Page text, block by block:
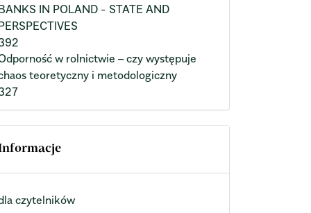
IN POLAND - STATE AND
w rolnictwie – czy występuje
teoretyczny i metodologiczny
czytelników